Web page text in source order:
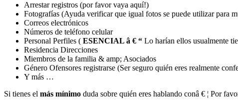
Arrestar registros (por favor vaya aquí!)
Fotografías (Ayuda verificar que igual fotos se puede utilizar para
Correos electrónicos
Números de teléfono celular
Personal Perfiles ( ESENCIAL â € “ Lo harían ellos usualmente
Residencia Direcciones
Miembros de la familia & amp; Asociados
Género Ofensores registrarse (Ser seguro quién eres realmente
Y más …
Si tienes el más mínimo duda sobre quién eres hablando conâ € ¦ Por